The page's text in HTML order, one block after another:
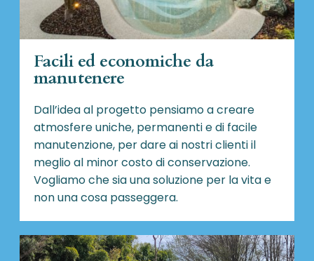
Facili ed economiche da
manutenere
Dall’idea al progetto pensiamo a creare
atmosfere uniche, permanenti e di facile
manutenzione, per dare ai nostri clienti il
meglio al minor costo di conservazione.
Vogliamo che sia una soluzione per la vita e
non una cosa passeggera.